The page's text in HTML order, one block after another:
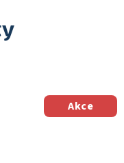
Akce